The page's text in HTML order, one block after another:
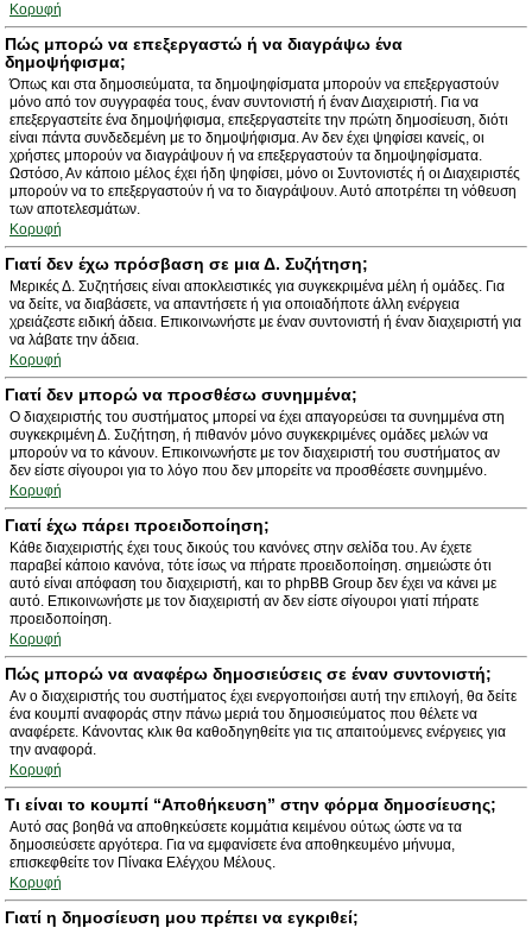
Κορυφή
Πώς μπορώ να επεξεργαστώ ή να διαγράψω ένα
δημοψήφισμα;
Όπως και στα δημοσιεύματα, τα δημοψηφίσματα μπορούν να επεξεργαστούν
μόνο από τον συγγραφέα τους, έναν συντονιστή ή έναν Διαχειριστή. Για να
επεξεργαστείτε ένα δημοψήφισμα, επεξεργαστείτε την πρώτη δημοσίευση, διότι
είναι πάντα συνδεδεμένη με το δημοψήφισμα. Αν δεν έχει ψηφίσει κανείς, οι
χρήστες μπορούν να διαγράψουν ή να επεξεργαστούν τα δημοψηφίσματα.
Ωστόσο, Αν κάποιο μέλος έχει ήδη ψηφίσει, μόνο οι Συντονιστές ή οι Διαχειριστές
μπορούν να το επεξεργαστούν ή να το διαγράψουν. Αυτό αποτρέπει τη νόθευση
των αποτελεσμάτων.
Κορυφή
Γιατί δεν έχω πρόσβαση σε μια Δ. Συζήτηση;
Μερικές Δ. Συζητήσεις είναι αποκλειστικές για συγκεκριμένα μέλη ή ομάδες. Για
να δείτε, να διαβάσετε, να απαντήσετε ή για οποιαδήποτε άλλη ενέργεια
χρειάζεστε ειδική άδεια. Επικοινωνήστε με έναν συντονιστή ή έναν διαχειριστή για
να λάβατε την άδεια.
Κορυφή
Γιατί δεν μπορώ να προσθέσω συνημμένα;
Ο διαχειριστής του συστήματος μπορεί να έχει απαγορεύσει τα συνημμένα στη
συγκεκριμένη Δ. Συζήτηση, ή πιθανόν μόνο συγκεκριμένες ομάδες μελών να
μπορούν να το κάνουν. Επικοινωνήστε με τον διαχειριστή του συστήματος αν
δεν είστε σίγουροι για το λόγο που δεν μπορείτε να προσθέσετε συνημμένο.
Κορυφή
Γιατί έχω πάρει προειδοποίηση;
Κάθε διαχειριστής έχει τους δικούς του κανόνες στην σελίδα του. Αν έχετε
παραβεί κάποιο κανόνα, τότε ίσως να πήρατε προειδοποίηση. σημειώστε ότι
αυτό είναι απόφαση του διαχειριστή, και το phpBB Group δεν έχει να κάνει με
αυτό. Επικοινωνήστε με τον διαχειριστή αν δεν είστε σίγουροι γιατί πήρατε
προειδοποίηση.
Κορυφή
Πώς μπορώ να αναφέρω δημοσιεύσεις σε έναν συντονιστή;
Αν ο διαχειριστής του συστήματος έχει ενεργοποιήσει αυτή την επιλογή, θα δείτε
ένα κουμπί αναφοράς στην πάνω μεριά του δημοσιεύματος που θέλετε να
αναφέρετε. Κάνοντας κλικ θα καθοδηγηθείτε για τις απαιτούμενες ενέργειες για
την αναφορά.
Κορυφή
Τι είναι το κουμπί “Αποθήκευση” στην φόρμα δημοσίευσης;
Αυτό σας βοηθά να αποθηκεύσετε κομμάτια κειμένου ούτως ώστε να τα
δημοσιεύσετε αργότερα. Για να εμφανίσετε ένα αποθηκευμένο μήνυμα,
επισκεφθείτε τον Πίνακα Ελέγχου Μέλους.
Κορυφή
Γιατί η δημοσίευση μου πρέπει να εγκριθεί;